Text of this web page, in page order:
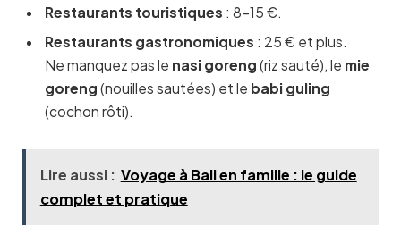
Restaurants touristiques : 8–15 €.
Restaurants gastronomiques : 25 € et plus.
Ne manquez pas le nasi goreng (riz sauté), le mie
goreng (nouilles sautées) et le babi guling
(cochon rôti).
Lire aussi : Voyage à Bali en famille : le guide
complet et pratique